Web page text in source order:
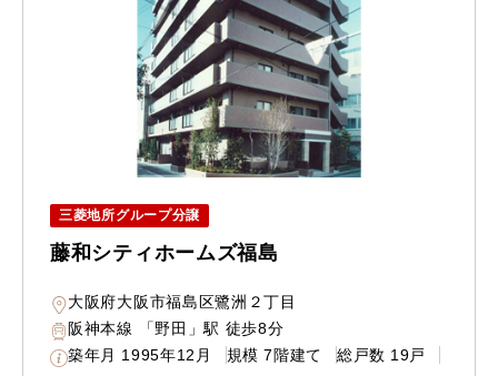
三菱地所グループ分譲
藤和シティホームズ福島
大阪府大阪市福島区鷺洲２丁目
阪神本線 「野田」駅 徒歩8分
築年月 1995年12月 規模 7階建て 総戸数 19戸